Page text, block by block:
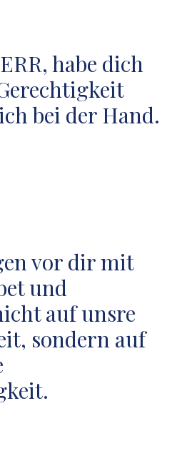
habe dich
bei der Hand.
vor dir mit
und
auf unsre
sondern auf